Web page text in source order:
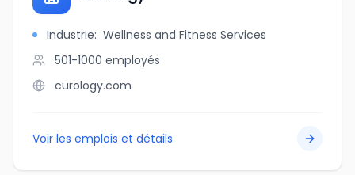
Industrie: Wellness and Fitness Services
501-1000 employés
curology.com
Voir les emplois et détails